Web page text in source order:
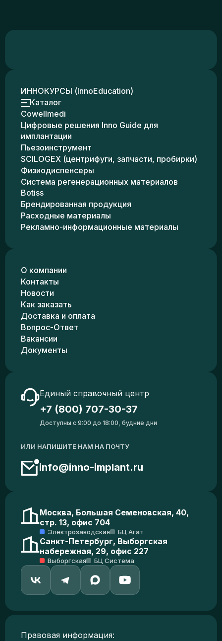
ИННОКУРСЫ (InnoEducation)
Каталог
Cowellmedi
Цифровые решения Inno Guide для
имплантации
Пьезоинструмент
SCILOGEX (центрифуги, запчасти, пробирки)
Физиодиспенсеры
Система регенерационных материалов
Botiss
Брендированная продукция
Расходные материалы
Рекламно-информационные материалы
О компании
Контакты
Новости
Как заказать
Доставка и оплата
Вопрос-Ответ
Вакансии
Документы
Единый справочный центр
+7 (800) 707-30-37
Доступны с 9:00 до 18:00, будние дни
ИЛИ НАПИШИТЕ НАМ НА ПОЧТУ
info@inno-implant.ru
Москва, Большая Семеновская, 40,
стр. 13, офис 704
Электрозаводская БЦ Агат
Санкт-Петербург, Выборгская
набережная, 29, офис 227
Выборгская БЦ Система
Правовая информация: